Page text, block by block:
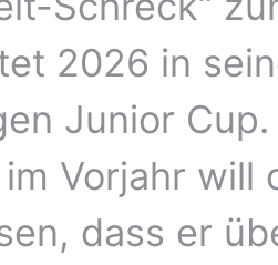
2026 in
Junior
Vorjahr will
dass er